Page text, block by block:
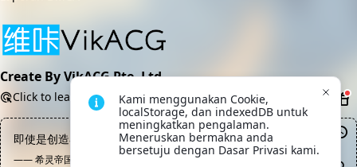
Create By VikACG Pte. Ltd.
Click to learn more.
即使是创造者也无权随意毁灭自己创造出的生命
—— 希灵帝国, 冰蒂斯
Kami menggunakan Cookie,
localStorage, dan indexedDB untuk
meningkatkan pengalaman.
Meneruskan bermakna anda
bersetuju dengan Dasar Privasi kami.